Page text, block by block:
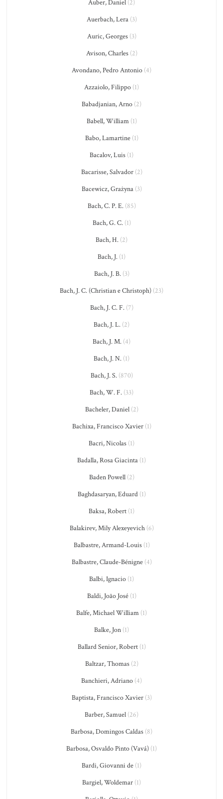
Auber, Daniel (2)
Auerbach, Lera(3)
Auric, Georges(3)
Avison, Charles(2)
Avondano, Pedro Antonio (4)
Azzaiolo, Filippo (1)
Babadjanian, Arno (2)
Babell, William(1)
Babo, Lamartine(1)
Bacalov, Luis (1)
Bacarisse, Salvador(2)
Bacewicz, Grażyna(3)
Bach, C. P. E.(85)
Bach, G. C.(1)
Bach, H. (2)
Bach, J. (1)
Bach, J. B.(3)
Bach, J. C. (Christian e Christoph) (23)
Bach, J. C. F.(7)
Bach, J. L. (2)
Bach, J. M. (4)
Bach, J. N. (1)
Bach, J. S.(870)
Bach, W. F. (33)
Bacheler, Daniel(2)
Bachixa, Francisco Xavier(1)
Bacri, Nicolas (1)
Badalla, Rosa Giacinta (1)
Baden Powell(2)
Baghdasaryan, Eduard(1)
Baksa, Robert (1)
Balakirev, Mily Alexeyevich(6)
Balbastre, Armand-Louis(1)
Balbastre, Claude-Bénigne(4)
Balbi, Ignacio (1)
Baldi, João José(1)
Balfe, Michael William (1)
Balke, Jon (1)
Ballard Senior, Robert(1)
Baltzar, Thomas(2)
Banchieri, Adriano (4)
Baptista, Francisco Xavier(3)
Barber, Samuel (26)
Barbosa, Domingos Caldas (8)
Barbosa, Osvaldo Pinto (Vavá) (1)
Bardi, Giovanni de (1)
Bargiel, Woldemar (1)